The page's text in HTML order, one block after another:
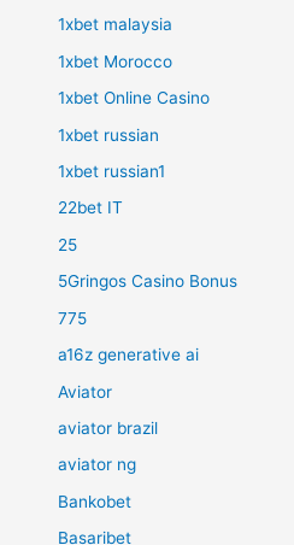
1xbet malaysia
1xbet Morocco
1xbet Online Casino
1xbet russian
1xbet russian1
22bet IT
25
5Gringos Casino Bonus
775
a16z generative ai
Aviator
aviator brazil
aviator ng
Bankobet
Basaribet